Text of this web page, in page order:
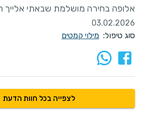
אלופה בחירה מושלמת שבאתי אלייך
03.02.2026
סוג טיפול: מילוי קמטים
לצפייה בכל חוות הדעת